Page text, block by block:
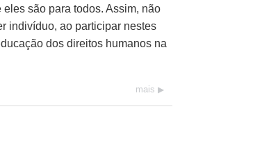
são para todos. Assim, não
indivíduo, ao participar nestes
dos direitos humanos na
mais